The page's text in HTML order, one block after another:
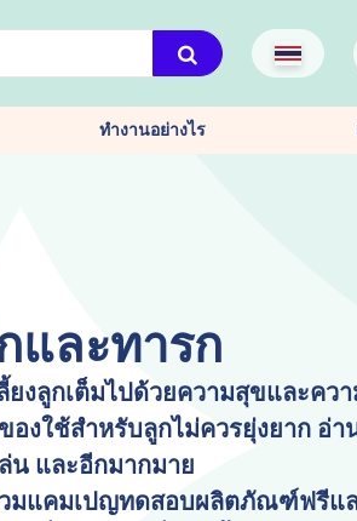
ทำงานอย่างไร
และทารก
ยงลูกเต็มไปด้วยความสุขและคว
องใช้สำหรับลูกไม่ควรยุ่งยาก อ่า
น และอีกมากมาย
มแคมเปญทดสอบผลิตภัณฑ์ฟรีแ